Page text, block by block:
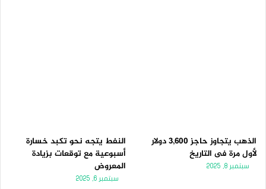
الذهب يتجاوز حاجز 3,600 دولار
لأول مرة فى التاريخ
سبتمبر 8, 2025
النفط يتجه نحو تكبد خسارة
أسبوعية مع توقعات بزيادة
المعروض
سبتمبر 6, 2025